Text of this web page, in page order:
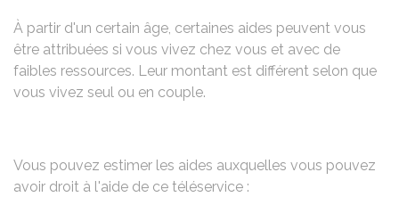
À partir d'un certain âge, certaines aides peuvent vous
être attribuées si vous vivez chez vous et avec de
faibles ressources. Leur montant est différent selon que
vous vivez seul ou en couple.
Vous pouvez estimer les aides auxquelles vous pouvez
avoir droit à l'aide de ce téléservice :